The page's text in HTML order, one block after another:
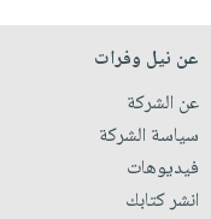
عن نيل وفرات
عن الشركة
سياسة الشركة
فيديوهات
انشر كتابك